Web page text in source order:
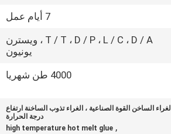
7 أيام عمل
T / T ، D / P ، L / C ، D / A ، ويسترن
يونيون
4000 طن شهريا
الغراء الساخن القوة الصناعية ، الغراء تذوب الساخنة ارتفاع
درجة الحرارة
,
high temperature hot melt glue